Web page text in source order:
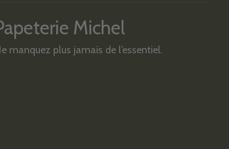
Michel
manquez plus jamais de l’essentiel.